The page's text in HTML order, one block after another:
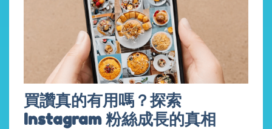
買讚真的有用嗎？探索
Instagram 粉絲成長的真相